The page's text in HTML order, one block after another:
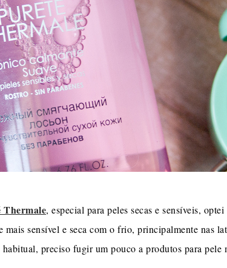
Thermale, especial para peles secas e sensíveis,
mais sensível e seca com o frio, principalmente nas
preciso fugir um pouco a produtos para pele